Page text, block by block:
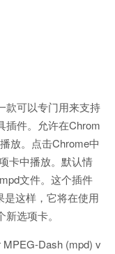
款可以专门用来支持
插件。允许在Chrom
放。点击Chrome中
卡中播放。默认情
文件。这个插件
这样，它将在使用
选项卡。
MPEG-Dash (mpd) v